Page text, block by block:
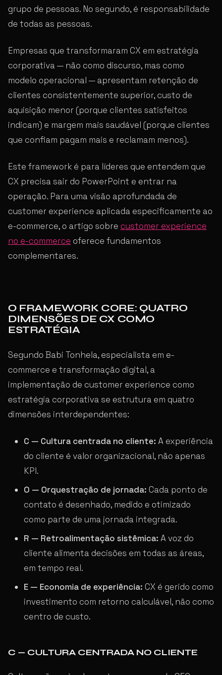
grupo de pessoas. No segundo, é responsabilidade
de todas as pessoas.
Empresas que transformaram CX em estratégia
corporativa — não como discurso, mas como
modelo operacional — apresentam retenção de
clientes consistentemente superior, custo de
aquisição menor (porque clientes satisfeitos
indicam) e margem mais saudável (porque clientes
que confiam pagam mais e reclamam menos).
Este framework é para líderes que entendem que
CX precisa sair do PowerPoint e entrar na
operação. Para uma visão aprofundada de
customer experience aplicada especificamente ao
e-commerce, o artigo sobre customer experience
no e-commerce oferece fundamentos
complementares.
O FRAMEWORK CORE: QUATRO
DIMENSÕES DE CX COMO
ESTRATÉGIA
Segundo Babi Tonhela, especialista em e-
commerce e transformação digital, a
implementação de customer experience como
estratégia corporativa se estrutura em quatro
dimensões interdependentes:
C — Cultura centrada no cliente: A experiência
do cliente é valor organizacional, não apenas
KPI.
O — Orquestração de jornada: Cada ponto de
contato é desenhado, medido e otimizado
como parte de uma jornada integrada.
R — Retroalimentação sistêmica: A voz do
cliente alimenta decisões em todas as áreas,
em tempo real.
E — Economia de experiência: CX é gerido como
investimento com retorno calculável, não como
centro de custo.
C — CULTURA CENTRADA NO CLIENTE